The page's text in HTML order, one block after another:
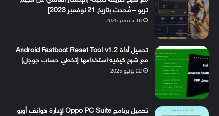
تربو – مُحدث بتاريخ 21 نوفمبر 2023]
18 سبتمبر 2025
تحميل أداة Android Fastboot Reset Tool v1.2
مع شرح كيفية استخدامها [تخطي حساب جوجل]
22 يوليو 2025
تحميل برنامج Oppo PC Suite لإدارة هواتف أوبو